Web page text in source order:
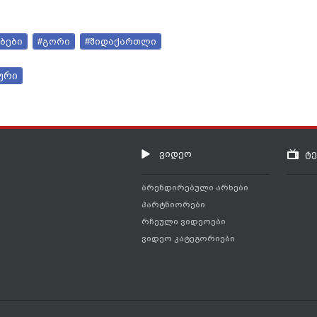
#გორი #შიდაქართლი
ვიდეო
ბრენდირებული არხები
პარტნიორები
რჩეული ვიდეოები
ვიდეო კატეგორიები